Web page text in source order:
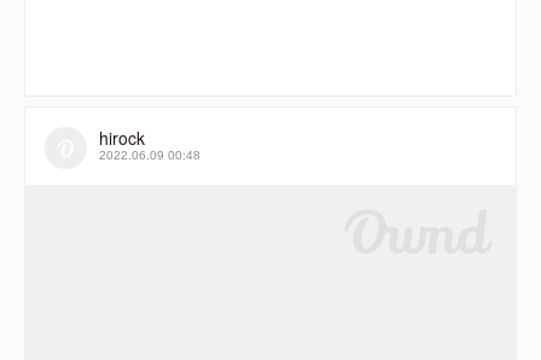
2022.06.09 00:48
hirock